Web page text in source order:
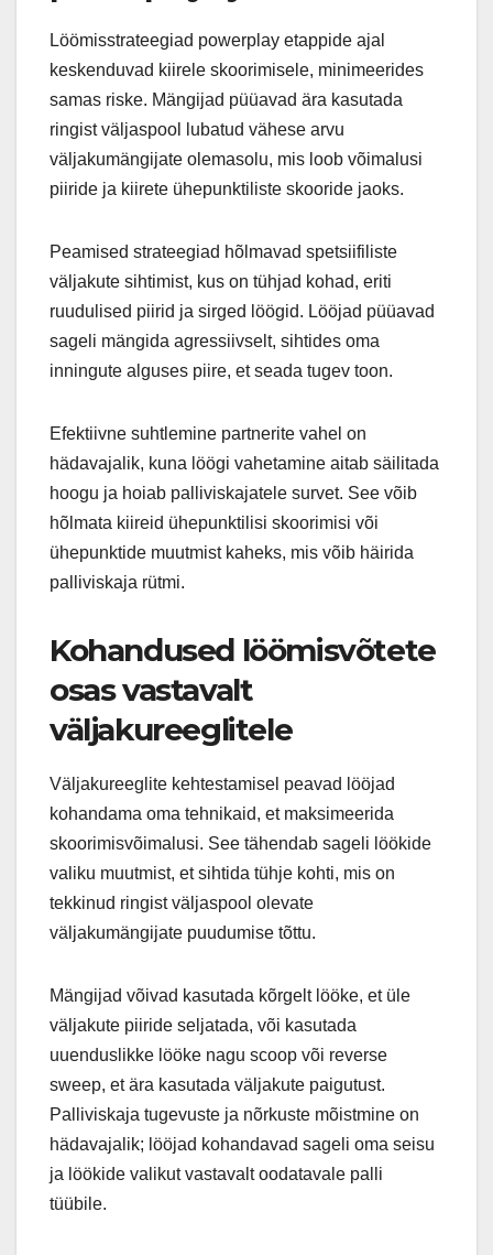
Löömisstrateegiad powerplay etappide ajal
keskenduvad kiirele skoorimisele, minimeerides
samas riske. Mängijad püüavad ära kasutada
ringist väljaspool lubatud vähese arvu
väljakumängijate olemasolu, mis loob võimalusi
piiride ja kiirete ühepunktiliste skooride jaoks.
Peamised strateegiad hõlmavad spetsiifiliste
väljakute sihtimist, kus on tühjad kohad, eriti
ruudulised piirid ja sirged löögid. Lööjad püüavad
sageli mängida agressiivselt, sihtides oma
inningute alguses piire, et seada tugev toon.
Efektiivne suhtlemine partnerite vahel on
hädavajalik, kuna löögi vahetamine aitab säilitada
hoogu ja hoiab palliviskajatele survet. See võib
hõlmata kiireid ühepunktilisi skoorimisi või
ühepunktide muutmist kaheks, mis võib häirida
palliviskaja rütmi.
Kohandused löömisvõtete
osas vastavalt
väljakureeglitele
Väljakureeglite kehtestamisel peavad lööjad
kohandama oma tehnikaid, et maksimeerida
skoorimisvõimalusi. See tähendab sageli löökide
valiku muutmist, et sihtida tühje kohti, mis on
tekkinud ringist väljaspool olevate
väljakumängijate puudumise tõttu.
Mängijad võivad kasutada kõrgelt lööke, et üle
väljakute piiride seljatada, või kasutada
uuenduslikke lööke nagu scoop või reverse
sweep, et ära kasutada väljakute paigutust.
Palliviskaja tugevuste ja nõrkuste mõistmine on
hädavajalik; lööjad kohandavad sageli oma seisu
ja löökide valikut vastavalt oodatavale palli
tüübile.